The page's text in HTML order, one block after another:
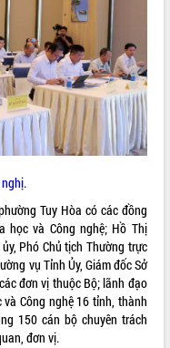
Tuy Hòa có các đồng
học và Công nghệ; Hồ Thị
Phó Chủ tịch Thường trực
vụ Tỉnh Ủy, Giám đốc Sở
đơn vị thuộc Bộ; lãnh đạo
Công nghệ 16 tỉnh, thành
150 cán bộ chuyên trách
đơn vị.